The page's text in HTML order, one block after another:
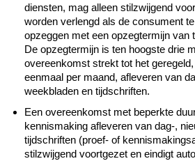
diensten, mag alleen stilzwijgend
worden verlengd als de consument
opzeggen met een opzegtermijn van
De opzegtermijn is ten hoogste drie
overeenkomst strekt tot het
eenmaal per maand, afleveren van
weekbladen en tijdschriften.
Een overeenkomst met beperkte
kennismaking afleveren van dag-,
tijdschriften (proef- of
stilzwijgend voortgezet en eindigt